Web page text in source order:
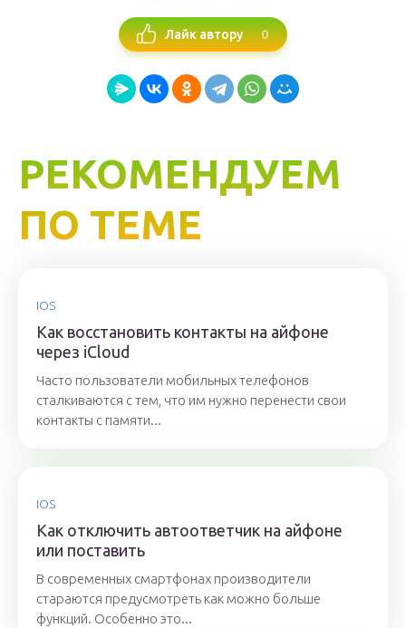
Лайк автору 0
РЕКОМЕНДУЕМ
ПО ТЕМЕ
IOS
Как восстановить контакты на айфоне
через iCloud
Часто пользователи мобильных телефонов
сталкиваются с тем, что им нужно перенести свои
контакты с памяти...
IOS
Как отключить автоответчик на айфоне
или поставить
В современных смартфонах производители
стараются предусмотреть как можно больше
функций. Особенно это...